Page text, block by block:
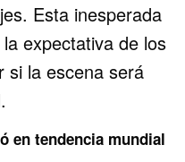
Esta inesperada
expectativa de los
si la escena será
en tendencia mundial